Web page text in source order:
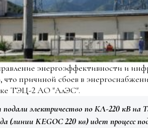
энергоэффективности и
причиной сбоев в
ТЭЦ-2 АО "АлЭС".
электричество по КЛ-220 кВ на
(линии KEGOC 220 кв) идет процесс